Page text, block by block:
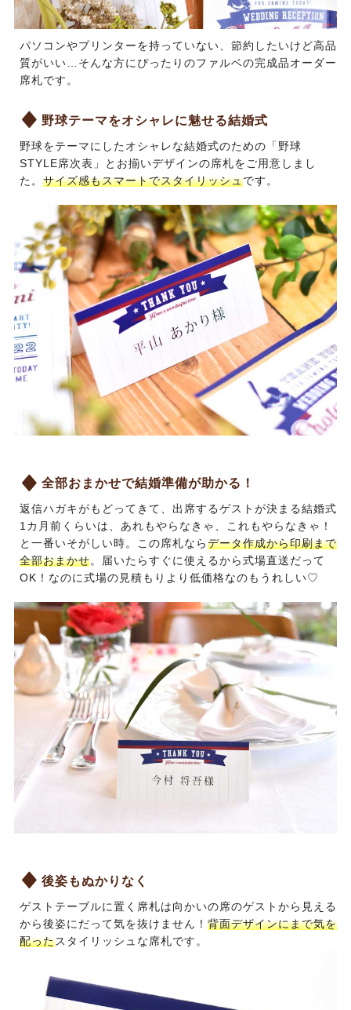
パソコンやプリンターを持っていない、節約したいけど高品
質がいい…そんな方にぴったりのファルベの完成品オーダー
席札です。
野球テーマをオシャレに魅せる結婚式
野球をテーマにしたオシャレな結婚式のための 「野球
STYLE席次表」
とお揃いデザインの席札をご用意しまし
た。 サイズ感もスマートでスタイリッシュです。
全部おまかせで結婚準備が助かる！
返信ハガキがもどってきて、出席するゲストが決まる結婚式
1カ月前くらいは、あれもやらなきゃ、これもやらなきゃ！
と一番いそがしい時。この席札ならデータ作成から印刷まで
全部おまかせ。届いたらすぐに使えるから式場直送だって
OK！なのに式場の見積もりより低価格なのもうれしい♡
後姿もぬかりなく
ゲストテーブルに置く席札は向かいの席のゲストから見える
から後姿にだって気を抜けません！ 背面デザインにまで気を
配ったスタイリッシュな席札です。